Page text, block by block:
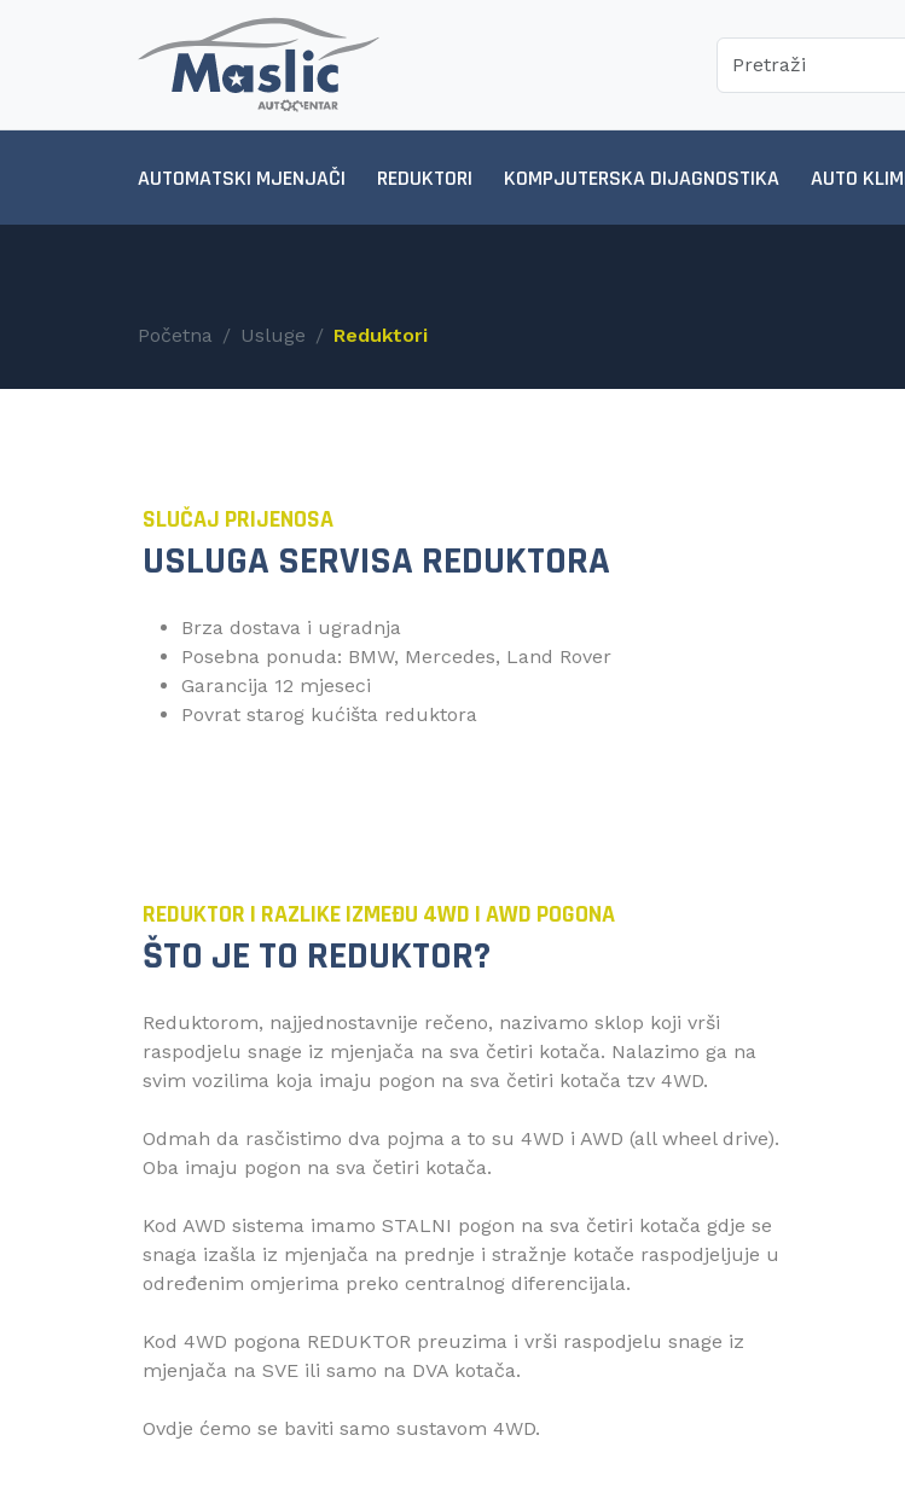
AUTOMATSKI MJENJAČI REDUKTORI KOMPJUTERSKA DIJAGNOSTIKA AUTO
Početna Usluge Reduktori
SLUČAJ PRIJENOSA
USLUGA SERVISA REDUKTORA
Brza dostava i ugradnja
Posebna ponuda: BMW, Mercedes, Land Rover
Garancija 12 mjeseci
Povrat starog kućišta reduktora
REDUKTOR I RAZLIKE IZMEĐU 4WD I AWD POGONA
ŠTO JE TO REDUKTOR?
Reduktorom, najjednostavnije rečeno, nazivamo sklop koji vrši
raspodjelu snage iz mjenjača na sva četiri kotača. Nalazimo ga na
svim vozilima koja imaju pogon na sva četiri kotača tzv 4WD.
Odmah da rasčistimo dva pojma a to su 4WD i AWD (all wheel drive).
Oba imaju pogon na sva četiri kotača.
Kod AWD sistema imamo STALNI pogon na sva četiri kotača gdje se
snaga izašla iz mjenjača na prednje i stražnje kotače raspodjeljuje u
određenim omjerima preko centralnog diferencijala.
Kod 4WD pogona REDUKTOR preuzima i vrši raspodjelu snage iz
mjenjača na SVE ili samo na DVA kotača.
Ovdje ćemo se baviti samo sustavom 4WD.